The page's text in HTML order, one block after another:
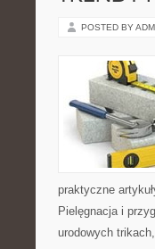
POSTED BY
praktyczne
Pielęgnacja i
urodowych